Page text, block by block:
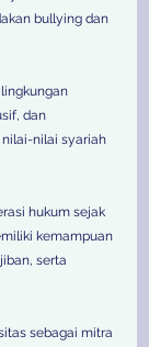
bullying dan
dan
nilai syariah
hukum sejak
kemampuan
serta
sebagai mitra